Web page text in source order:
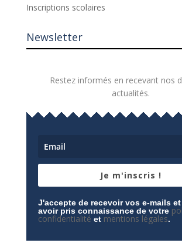
Inscriptions scolaires
Newsletter
Restez informés en recevant nos
actualités.
Je m'inscris !
J'accepte de recevoir vos e-mails
avoir pris connaissance de votre
confidentialité et mentions légales.